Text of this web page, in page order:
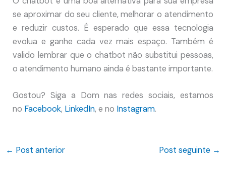
se aproximar do seu cliente, melhorar o atendimento
e reduzir custos. É esperado que essa tecnologia
evolua e ganhe cada vez mais espaço. Também é
valido lembrar que o chatbot não substitui pessoas,
o atendimento humano ainda é bastante importante.
Gostou? Siga a Dom nas redes sociais, estamos
no Facebook, LinkedIn, e no Instagram.
← Post anterior Post seguinte →